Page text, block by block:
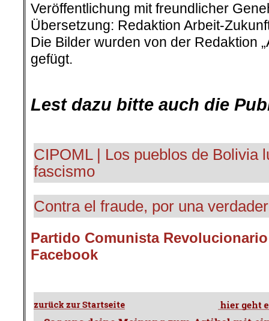
Veröffentlichung mit freundlicher
Übersetzung: Redaktion Arbeit-
Die Bilder wurden von der Redaktion
gefügt.
Lest dazu bitte auch die
CIPOML | Los pueblos de Bolivia
fascismo
Contra el fraude, por una
Partido Comunista
Facebook